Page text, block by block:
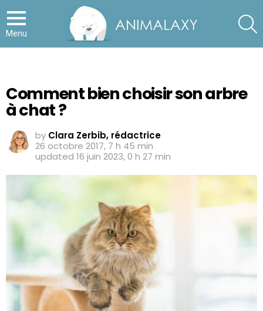
Menu
Comment bien choisir son arbre
à chat ?
by Clara Zerbib, rédactrice
26 octobre 2017, 7 h 45 min
updated 16 juin 2023, 0 h 27 min